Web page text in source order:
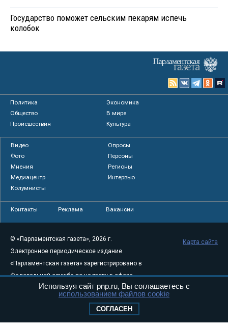
Государство поможет сельским пекарям испечь
колобок
Политика
Экономика
Общество
В мире
Происшествия
Культура
Видео
Опросы
Фото
Персоны
Мнения
Регионы
Медиацентр
Интервью
Колумнисты
Контакты Реклама Вакансии
© «Парламентская газета», 2026 г.
Электронное периодическое издание
«Парламентская газета» зарегистрировано в
Федеральной службе по надзору в сфере
связи, информационных технологий и
массовых коммуникаций (Роскомнадзор) 05
Свидетельство о регистрации Эл № ФС77-
Карта сайта
Используя сайт pnp.ru, Вы соглашаетесь с
использованием файлов cookie
СОГЛАСЕН